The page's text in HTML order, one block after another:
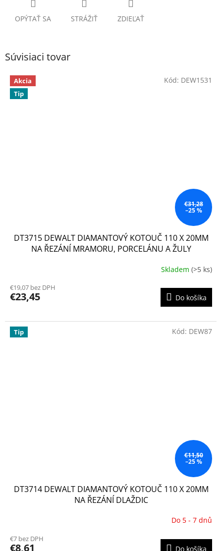
OPÝTAŤ SA STRÁŽIŤ ZDIEĽAŤ
Súvisiaci tovar
Akcia
Tip
€31,28
–25 %
DT3715 DEWALT DIAMANTOVÝ KOTOUČ 110 X 20MM
NA ŘEZÁNÍ MRAMORU, PORCELÁNU A ŽULY
Skladem (>5 ks)
€19,07 bez DPH
€23,45 Do košíka
Kód: DEW1531
Tip
€11,50
–25 %
DT3714 DEWALT DIAMANTOVÝ KOTOUČ 110 X 20MM
NA ŘEZÁNÍ DLAŽDIC
Do 5 - 7 dnů
€7 bez DPH
€8,61 Do košíka
Kód: DEW87